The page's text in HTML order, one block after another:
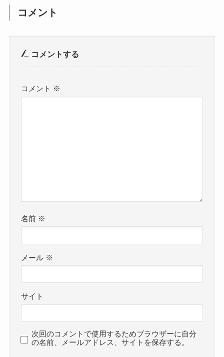
コメント
コメントする
コメント ※
名前 ※
メール ※
サイト
次回のコメントで使用するためブラウザーに自分
の名前、メールアドレス、サイトを保存する。